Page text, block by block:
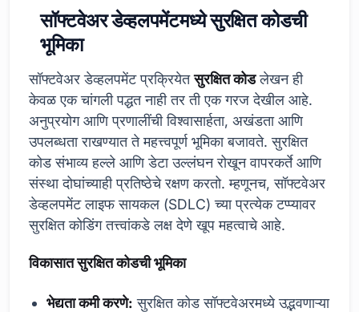
सॉफ्टवेअर डेव्हलपमेंटमध्ये सुरक्षित कोडची
भूमिका
सॉफ्टवेअर डेव्हलपमेंट प्रक्रियेतसुरक्षित कोडलेखन ही
केवळ एक चांगली पद्धत नाही तर ती एक गरज देखील आहे.
अनुप्रयोग आणि प्रणालींची विश्वासार्हता, अखंडता आणि
उपलब्धता राखण्यात ते महत्त्वपूर्ण भूमिका बजावते. सुरक्षित
कोड संभाव्य हल्ले आणि डेटा उल्लंघन रोखून वापरकर्ते आणि
संस्था दोघांच्याही प्रतिष्ठेचे रक्षण करतो. म्हणूनच, सॉफ्टवेअर
डेव्हलपमेंट लाइफ सायकल (SDLC) च्या प्रत्येक टप्प्यावर
सुरक्षित कोडिंग तत्त्वांकडे लक्ष देणे खूप महत्वाचे आहे.
विकासात सुरक्षित कोडची भूमिका
भेद्यता कमी करणे: सुरक्षित कोड सॉफ्टवेअरमध्ये उद्भवणाऱ्या